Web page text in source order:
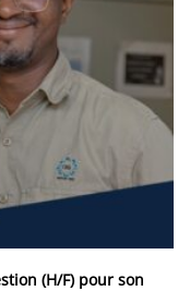
(H/F) pour son